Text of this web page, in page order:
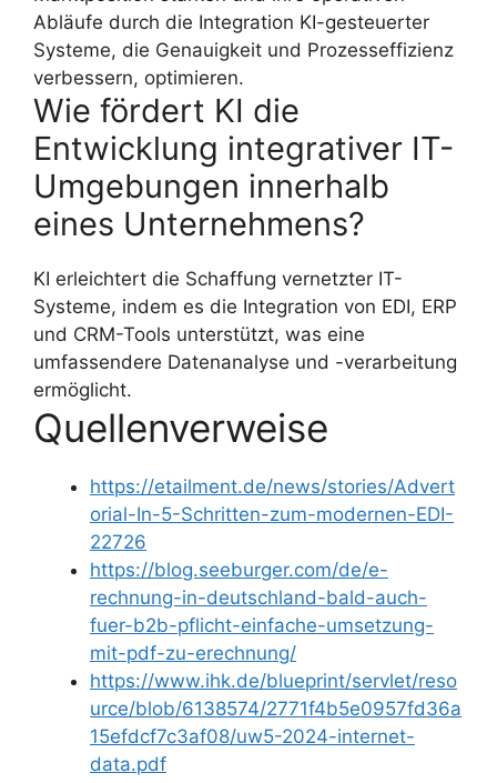
Abläufe durch die Integration KI-gesteuerter
Systeme, die Genauigkeit und Prozesseffizienz
verbessern, optimieren.
Wie fördert KI die
Entwicklung integrativer IT-
Umgebungen innerhalb
eines Unternehmens?
KI erleichtert die Schaffung vernetzter IT-
Systeme, indem es die Integration von EDI, ERP
und CRM-Tools unterstützt, was eine
umfassendere Datenanalyse und -verarbeitung
ermöglicht.
Quellenverweise
https://etailment.de/news/stories/Advert
orial-In-5-Schritten-zum-modernen-EDI-
22726
https://blog.seeburger.com/de/e-
rechnung-in-deutschland-bald-auch-
fuer-b2b-pflicht-einfache-umsetzung-
mit-pdf-zu-erechnung/
https://www.ihk.de/blueprint/servlet/reso
urce/blob/6138574/2771f4b5e0957fd36a
15efdcf7c3af08/uw5-2024-internet-
data.pdf